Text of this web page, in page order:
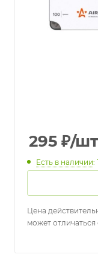
295 ₽/шт
Есть в наличии: 1
Цена
может отличаться